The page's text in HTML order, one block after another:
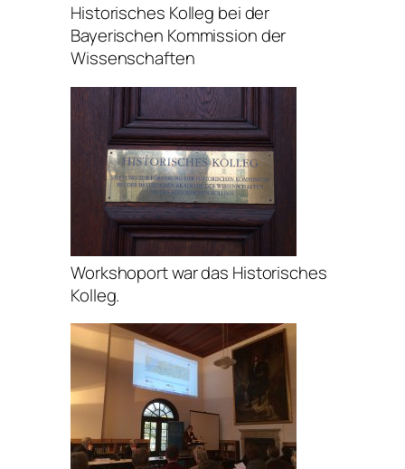
Historisches Kolleg bei der
Bayerischen Kommission der
Wissenschaften
Workshoport war das Historisches
Kolleg.